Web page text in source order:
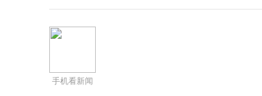
手机看新闻